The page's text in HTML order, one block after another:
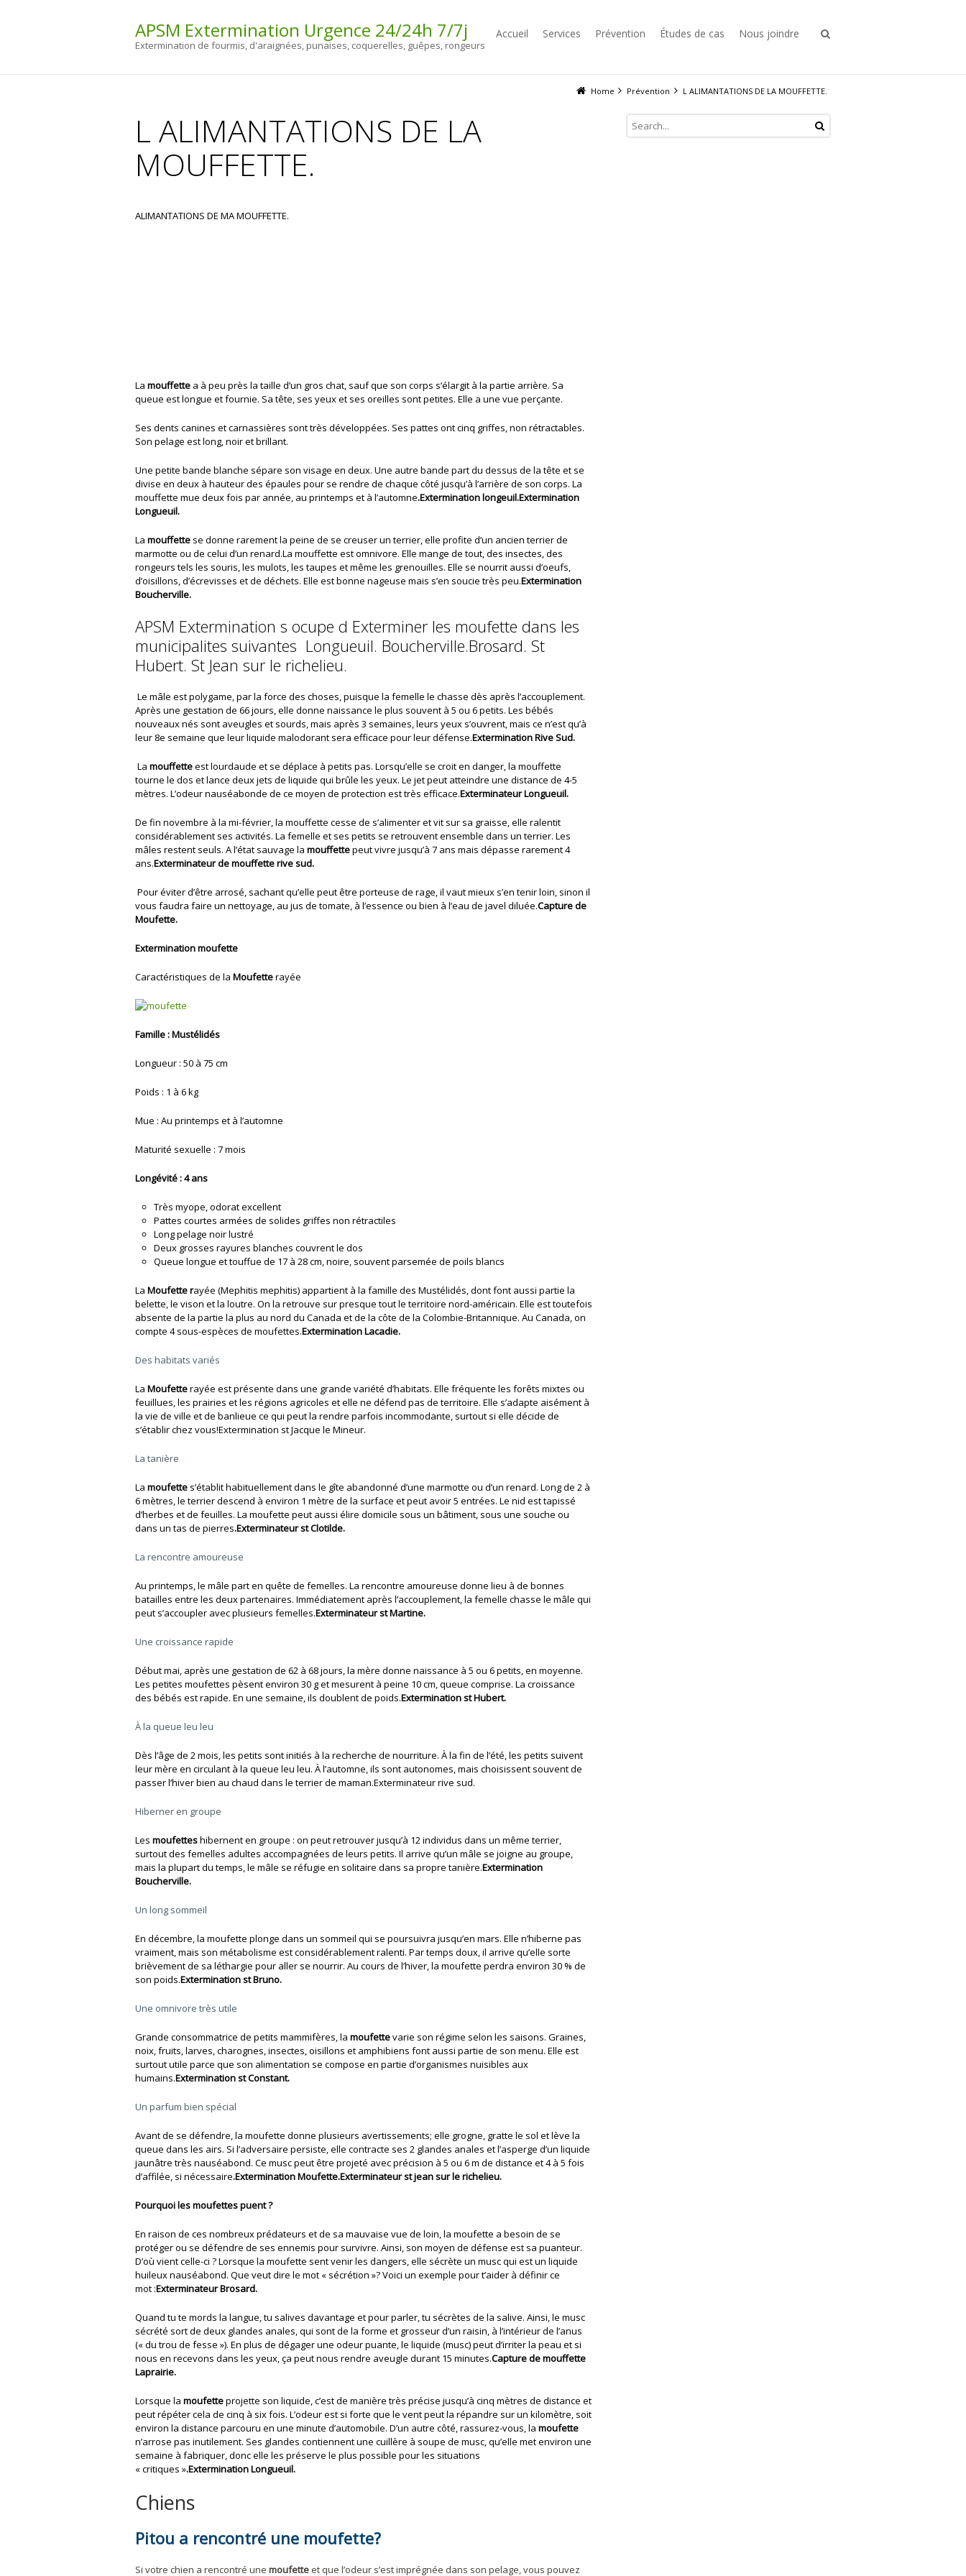
APSM Extermination Urgence 24/24h 7/7j
Extermination de fourmis, d'araignées, punaises, coquerelles, guêpes, rongeurs
Accueil Services Prévention Études de cas Nous joindre
Home Prévention L ALIMANTATIONS DE LA MOUFFETTE.
L ALIMANTATIONS DE LA
MOUFFETTE.
ALIMANTATIONS DE MA MOUFFETTE.
La mouffette a à peu près la taille d’un gros chat, sauf que son corps s’élargit à la partie arrière. Sa
queue est longue et fournie. Sa tête, ses yeux et ses oreilles sont petites. Elle a une vue perçante.
Ses dents canines et carnassières sont très développées. Ses pattes ont cinq griffes, non rétractables.
Son pelage est long, noir et brillant.
Une petite bande blanche sépare son visage en deux. Une autre bande part du dessus de la tête et se
divise en deux à hauteur des épaules pour se rendre de chaque côté jusqu’à l’arrière de son corps. La
mouffette mue deux fois par année, au printemps et à l’automne.Extermination longeuil.Extermination
Longueuil.
La mouffette se donne rarement la peine de se creuser un terrier, elle profite d’un ancien terrier de
marmotte ou de celui d’un renard.La mouffette est omnivore. Elle mange de tout, des insectes, des
rongeurs tels les souris, les mulots, les taupes et même les grenouilles. Elle se nourrit aussi d’oeufs,
d’oisillons, d’écrevisses et de déchets. Elle est bonne nageuse mais s’en soucie très peu.Extermination
Boucherville.
APSM Extermination s ocupe d Exterminer les moufette dans les
municipalites suivantes Longueuil. Boucherville.Brosard. St
Hubert. St Jean sur le richelieu.
Le mâle est polygame, par la force des choses, puisque la femelle le chasse dès après l’accouplement.
Après une gestation de 66 jours, elle donne naissance le plus souvent à 5 ou 6 petits. Les bébés
nouveaux nés sont aveugles et sourds, mais après 3 semaines, leurs yeux s’ouvrent, mais ce n’est qu’à
leur 8e semaine que leur liquide malodorant sera efficace pour leur défense.Extermination Rive Sud.
La mouffetteest lourdaude et se déplace à petits pas. Lorsqu’elle se croit en danger, la mouffette
tourne le dos et lance deux jets de liquide qui brûle les yeux. Le jet peut atteindre une distance de 4-5
mètres. L’odeur nauséabonde de ce moyen de protection est très efficace.Exterminateur Longueuil.
De fin novembre à la mi-février, la mouffette cesse de s’alimenter et vit sur sa graisse, elle ralentit
considérablement ses activités. La femelle et ses petits se retrouvent ensemble dans un terrier. Les
mâles restent seuls. A l’état sauvage la mouffettepeut vivre jusqu’à 7 ans mais dépasse rarement 4
ans.Exterminateur de mouffette rive sud.
Pour éviter d’être arrosé, sachant qu’elle peut être porteuse de rage, il vaut mieux s’en tenir loin, sinon il
vous faudra faire un nettoyage, au jus de tomate, à l’essence ou bien à l’eau de javel diluée.Capture de
Moufette.
Extermination moufette
Caractéristiques de la Moufetterayée
Famille : Mustélidés
Longueur : 50 à 75 cm
Poids : 1 à 6 kg
Mue : Au printemps et à l’automne
Maturité sexuelle : 7 mois
Longévité : 4 ans
Très myope, odorat excellent
Pattes courtes armées de solides griffes non rétractiles
Long pelage noir lustré
Deux grosses rayures blanches couvrent le dos
Queue longue et touffue de 17 à 28 cm, noire, souvent parsemée de poils blancs
La Moufette rayée (Mephitis mephitis) appartient à la famille des Mustélidés, dont font aussi partie la
belette, le vison et la loutre. On la retrouve sur presque tout le territoire nord-américain. Elle est toutefois
absente de la partie la plus au nord du Canada et de la côte de la Colombie-Britannique. Au Canada, on
compte 4 sous-espèces de moufettes.Extermination Lacadie.
Des habitats variés
La Moufetterayée est présente dans une grande variété d’habitats. Elle fréquente les forêts mixtes ou
feuillues, les prairies et les régions agricoles et elle ne défend pas de territoire. Elle s’adapte aisément à
la vie de ville et de banlieue ce qui peut la rendre parfois incommodante, surtout si elle décide de
s’établir chez vous!Extermination st Jacque le Mineur.
La tanière
La moufette s’établit habituellement dans le gîte abandonné d’une marmotte ou d’un renard. Long de 2 à
6 mètres, le terrier descend à environ 1 mètre de la surface et peut avoir 5 entrées. Le nid est tapissé
d’herbes et de feuilles. La moufette peut aussi élire domicile sous un bâtiment, sous une souche ou
dans un tas de pierres.Exterminateur st Clotilde.
La rencontre amoureuse
Au printemps, le mâle part en quête de femelles. La rencontre amoureuse donne lieu à de bonnes
batailles entre les deux partenaires. Immédiatement après l’accouplement, la femelle chasse le mâle qui
peut s’accoupler avec plusieurs femelles.Exterminateur st Martine.
Une croissance rapide
Début mai, après une gestation de 62 à 68 jours, la mère donne naissance à 5 ou 6 petits, en moyenne.
Les petites moufettes pèsent environ 30 g et mesurent à peine 10 cm, queue comprise. La croissance
des bébés est rapide. En une semaine, ils doublent de poids.Extermination st Hubert.
À la queue leu leu
Dès l’âge de 2 mois, les petits sont initiés à la recherche de nourriture. À la fin de l’été, les petits suivent
leur mère en circulant à la queue leu leu. À l’automne, ils sont autonomes, mais choisissent souvent de
passer l’hiver bien au chaud dans le terrier de maman.Exterminateur rive sud.
Hiberner en groupe
Les moufetteshibernent en groupe : on peut retrouver jusqu’à 12 individus dans un même terrier,
surtout des femelles adultes accompagnées de leurs petits. Il arrive qu’un mâle se joigne au groupe,
mais la plupart du temps, le mâle se réfugie en solitaire dans sa propre tanière.Extermination
Boucherville.
Un long sommeil
En décembre, la moufette plonge dans un sommeil qui se poursuivra jusqu’en mars. Elle n’hiberne pas
vraiment, mais son métabolisme est considérablement ralenti. Par temps doux, il arrive qu’elle sorte
brièvement de sa léthargie pour aller se nourrir. Au cours de l’hiver, la moufette perdra environ 30 % de
son poids.Extermination st Bruno.
Une omnivore très utile
Grande consommatrice de petits mammifères, la moufettevarie son régime selon les saisons. Graines,
noix, fruits, larves, charognes, insectes, oisillons et amphibiens font aussi partie de son menu. Elle est
surtout utile parce que son alimentation se compose en partie d’organismes nuisibles aux
humains.Extermination st Constant.
Un parfum bien spécial
Avant de se défendre, la moufette donne plusieurs avertissements; elle grogne, gratte le sol et lève la
queue dans les airs. Si l’adversaire persiste, elle contracte ses 2 glandes anales et l’asperge d’un liquide
jaunâtre très nauséabond. Ce musc peut être projeté avec précision à 5 ou 6 m de distance et 4 à 5 fois
d’affilée, si nécessaire.ExterminationMoufette.Exterminateur st jean sur le richelieu.
Pourquoi les moufettes puent ?
En raison de ces nombreux prédateurs et de sa mauvaise vue de loin, la moufette a besoin de se
protéger ou se défendre de ses ennemis pour survivre. Ainsi, son moyen de défense est sa puanteur.
D’où vient celle-ci ? Lorsque la moufette sent venir les dangers, elle sécrète un musc qui est un liquide
huileux nauséabond. Que veut dire le mot « sécrétion »? Voici un exemple pour t’aider à définir ce
mot :Exterminateur Brosard.
Quand tu te mords la langue, tu salives davantage et pour parler, tu sécrètes de la salive. Ainsi, le musc
sécrété sort de deux glandes anales, qui sont de la forme et grosseur d’un raisin, à l’intérieur de l’anus
(« du trou de fesse »). En plus de dégager une odeur puante, le liquide (musc) peut d’irriter la peau et si
nous en recevons dans les yeux, ça peut nous rendre aveugle durant 15 minutes.Capture de mouffette
Laprairie.
Lorsque la moufetteprojette son liquide, c’est de manière très précise jusqu’à cinq mètres de distance et
peut répéter cela de cinq à six fois. L’odeur est si forte que le vent peut la répandre sur un kilomètre, soit
environ la distance parcouru en une minute d’automobile. D’un autre côté, rassurez-vous, la moufette
n’arrose pas inutilement. Ses glandes contiennent une cuillère à soupe de musc, qu’elle met environ une
semaine à fabriquer, donc elle les préserve le plus possible pour les situations
« critiques ».Extermination Longueuil.
Chiens
Pitou a rencontré une moufette?
Si votre chien a rencontré une moufette et que l’odeur s’est imprégnée dans son pelage, vous pouvez